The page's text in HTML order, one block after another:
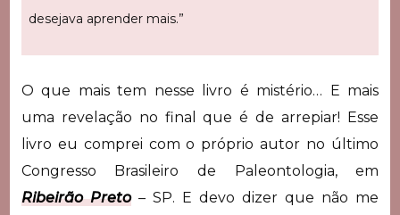
desejava aprender mais.”
O que mais tem nesse livro é mistério… E mais
uma revelação no final que é de arrepiar! Esse
livro eu comprei com o próprio autor no último
Congresso Brasileiro de Paleontologia, em
Ribeirão Preto– SP. E devo dizer que não me